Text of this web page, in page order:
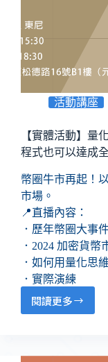
活動講座
【實體活動】量
程式也可以達成
幣圈牛市再起！
市場。
📍直播內容：
．歷年幣圈大事
．2024 加密貨幣
．如何用量化思
．實際演練
閱讀更多